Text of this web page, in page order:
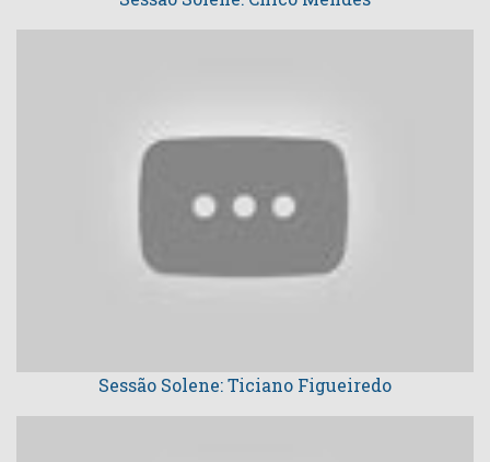
Sessão Solene: Ticiano Figueiredo